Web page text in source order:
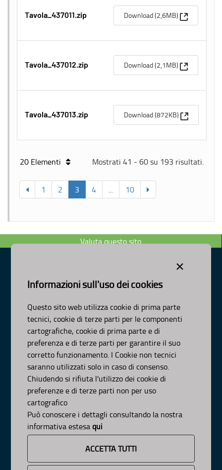
×
Informazioni sull'uso dei cookies
Questo sito web utilizza cookie di prima parte
tecnici, cookie di terze parti per le componenti
cartografiche, cookie di prima parte e di
preferenza e di terze parti per garantire il suo
corretto funzionamento. I Cookie non tecnici
saranno utilizzati solo in caso di consenso.
Chiudendo si rifiuta l'utilizzo dei cookie di
preferenze e di terze parti non per uso
cartografico
Può conoscere i dettagli consultando la nostra
informativa estesaqui
ACCETTA TUTTI
Tavola_437011.zip Download (2,6MB) (Apre una
Tavola_437012.zip Download (2,1MB) (Apre una
Tavola_437013.zip Download (872KB) (Apre una
20 Elementi Mostrati 41 - 60 su 193 risultati.
1 2 3 4 ... 10
Valuta questo sito
Dipartimento Ambiente, Paesaggio e Qualità Urbana
scrivici:email-pec
© Regione Puglia
Organizzazione
Pianificazione
Programmazione
APPROFONDIMENTI
Osservazioni CNAPI
Sviluppo Sostenibile
Decarbonizzazione
Pianeta Pulito per Tutti